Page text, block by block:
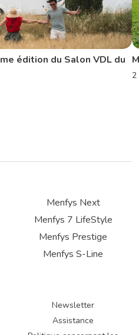
édition du Salon VDL du
Menfys Next
Menfys 7 LifeStyle
Menfys Prestige
Menfys S-Line
Newsletter
Assistance